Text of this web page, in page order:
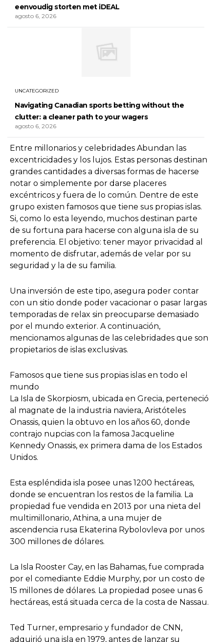
Entre millonarios y celebridades Abundan las
excentricidades y los lujos. Estas personas destinan
grandes cantidades a diversas formas de hacerse
notar o simplemente por darse placeres
excéntricos y fuera de lo común. Dentre de este
grupo existen famosos que tiene sus propias islas.
Si, como lo esta leyendo, muchos destinan parte
de su fortuna para hacerse con alguna isla de su
preferencia. El objetivo: tener mayor privacidad al
momento de disfrutar, además de velar por su
seguridad y la de su familia.
Una inversión de este tipo, asegura poder contar
con un sitio donde poder vacacionar o pasar largas
temporadas de relax sin preocuparse demasiado
por el mundo exterior. A continuación,
mencionamos algunas de las celebridades que son
propietarios de islas exclusivas.
Famosos que tiene sus propias islas en todo el
mundo
La Isla de Skorpiosm, ubicada en Grecia, perteneció
al magnate de la industria naviera, Aristóteles
Onassis, quien la obtuvo en los años 60, donde
contrajo nupcias con la famosa Jacqueline
Kennedy Onassis, ex primera dama de los Estados
Unidos.
Esta espléndida isla posee unas 1200 hectáreas,
donde se encuentran los restos de la familia. La
propiedad fue vendida en 2013 por una nieta del
multimillonario, Athina, a una mujer de
ascendencia rusa Ekaterina Rybolovleva por unos
300 millones de dólares.
La Isla Rooster Cay, en las Bahamas, fue comprada
por el comediante Eddie Murphy, por un costo de
15 millones de dólares. La propiedad posee unas 6
hectáreas, está situada cerca de la costa de Nassau.
Ted Turner, empresario y fundador de CNN,
adquirió una isla en 1979, antes de lanzar su
eenvoudig storten met iDEAL
agosto 6, 2026
UNCATEGORIZED
Navigating Canadian sports betting without the
clutter: a cleaner path to your wagers
agosto 6, 2026